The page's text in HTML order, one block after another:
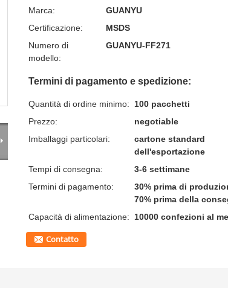
Marca:
GUANYU
Certificazione:
MSDS
Numero di
modello:
GUANYU-FF271
Termini di pagamento e spedizione:
Quantità di ordine minimo:
100 pacchetti
Prezzo:
negotiable
Imballaggi particolari:
cartone standard
dell'esportazione
Tempi di consegna:
3-6 settimane
Termini di pagamento:
30% prima di
70% prima della
Capacità di alimentazione:
10000 confezioni al
Contatto